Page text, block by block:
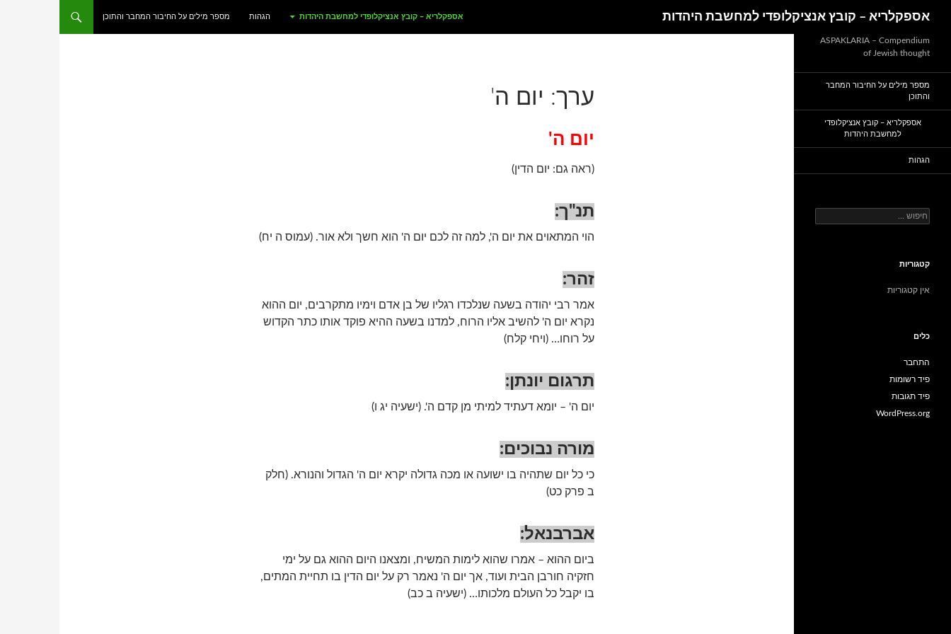
לתוכן
אספקלריא – קובץ אנציקלופדי למחשבת היהדות אספקלריא – קובץ אנציקלופדי למחשבת היהדות הגהות מספר מילים על החיבור המחבר והתוכן
ערך: יום ה'
יום ה'
(ראה גם: יום הדין)
תנ"ך:
הוי המתאוים את יום ה', למה זה לכם יום ה' הוא חשך ולא אור. (עמוס ה יח)
זהר:
אמר רבי יהודה בשעה שנלכדו רגליו של בן אדם וימיו מתקרבים, יום ההוא
נקרא יום ה' להשיב אליו הרוח, למדנו בשעה ההיא פוקד אותו כתר הקדוש
על רוחו… (ויחי קלח)
תרגום יונתן:
יום ה' – יומא דעתיד למיתי מן קדם ה'. (ישעיה יג ו)
מורה נבוכים:
כי כל יום שתהיה בו ישועה או מכה גדולה יקרא יום ה' הגדול והנורא. (חלק
ב פרק כט)
אברבנאל:
ביום ההוא – אמרו שהוא לימות המשיח, ומצאנו היום ההוא גם על ימי
חזקיה חורבן הבית ועוד, אך יום ה' נאמר רק על יום הדין בו תחיית המתים,
בו יקבל כל העולם מלכותו… (ישעיה ב כב)
ASPAKLARIA – Compendium
of Jewish thought
מספר מילים על החיבור המחבר
והתוכן
אספקלריא – קובץ אנציקלופדי
למחשבת היהדות
הגהות
חיפוש:
קטגוריות
אין קטגוריות
כלים
התחבר
פיד רשומות
פיד תגובות
WordPress.org